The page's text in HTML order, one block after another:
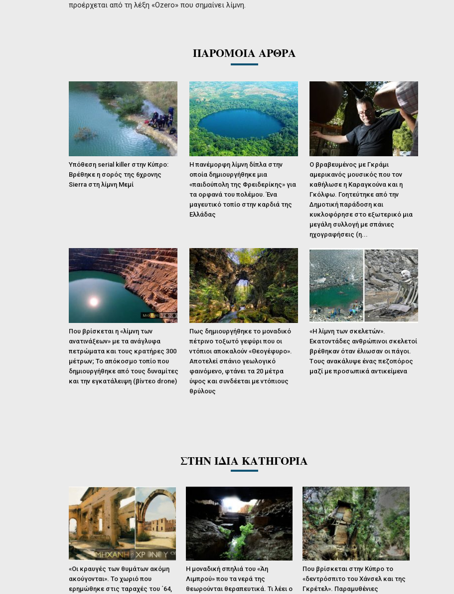
προέρχεται από τη λέξη «Ozero» που σημαίνει λίμνη.
ΠΑΡΟΜΟΙΑ ΑΡΘΡΑ
Υπόθεση serial killer στην Κύπρο:
Βρέθηκε η σορός της 6χρονης
Sierra στη λίμνη Μεμί
Η πανέμορφη λίμνη δίπλα στην
οποία δημιουργήθηκε μια
«παιδούπολη της Φρειδερίκης» για
τα ορφανά του πολέμου. Ένα
μαγευτικό τοπίο στην καρδιά της
Ελλάδας
Ο βραβευμένος με Γκράμι
αμερικανός μουσικός που τον
καθήλωσε η Καραγκούνα και η
Γκόλφω. Γοητεύτηκε από την
Δημοτική παράδοση και
κυκλοφόρησε στο εξωτερικό μια
μεγάλη συλλογή με σπάνιες
ηχογραφήσεις (η...
Που βρίσκεται η «λίμνη των
ανατινάξεων» με τα ανάγλυφα
πετρώματα και τους κρατήρες 300
μέτρων; Το απόκοσμο τοπίο που
δημιουργήθηκε από τους δυναμίτες
και την εγκατάλειψη (βίντεο drone)
Πως δημιουργήθηκε το μοναδικό
πέτρινο τοξωτό γεφύρι που οι
ντόπιοι αποκαλούν «Θεογέφυρο».
Αποτελεί σπάνιο γεωλογικό
φαινόμενο, φτάνει τα 20 μέτρα
ύψος και συνδέεται με ντόπιους
θρύλους
«Η λίμνη των σκελετών».
Εκατοντάδες ανθρώπινοι σκελετοί
βρέθηκαν όταν έλιωσαν οι πάγοι.
Tους ανακάλυψε ένας πεζοπόρος
μαζί με προσωπικά αντικείμενα
ΣΤΗΝ ΙΔΙΑ ΚΑΤΗΓΟΡΙΑ
«Οι κραυγές των θυμάτων ακόμη
ακούγονται». Το χωριό που
ερημώθηκε στις ταραχές του ΄64,
Η μοναδική σπηλιά του «Άη
Λιμπρού» που τα νερά της
θεωρούνται θεραπευτικά. Τι λέει ο
Που βρίσκεται στην Κύπρο το
«δεντρόσπιτο του Χάνσελ και της
Γκρέτελ». Παραμυθένιες